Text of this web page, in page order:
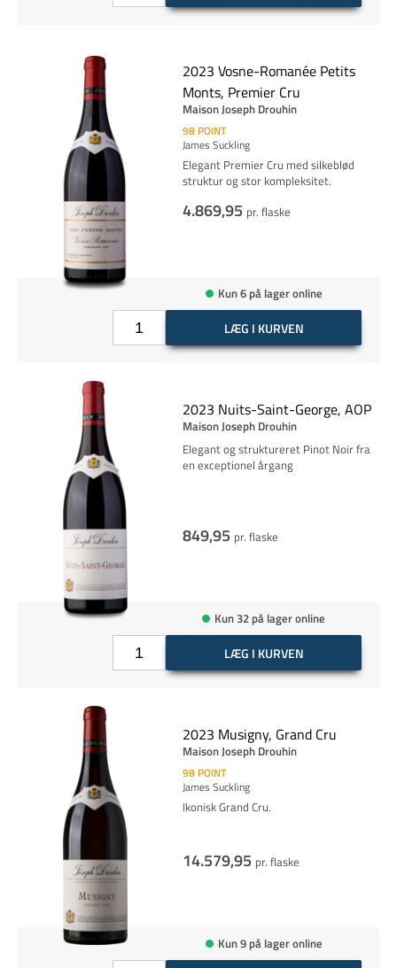
2023 Vosne-Romanée Petits
Monts, Premier Cru
Maison Joseph Drouhin
98 POINT
James Suckling
Elegant Premier Cru med silkeblød
struktur og stor kompleksitet.
4.869,95 pr. flaske
Kun 6 på lager online
LÆG I KURVEN
2023 Nuits-Saint-George, AOP
Maison Joseph Drouhin
Elegant og struktureret Pinot Noir fra
en exceptionel årgang
849,95 pr. flaske
Kun 32 på lager online
LÆG I KURVEN
2023 Musigny, Grand Cru
Maison Joseph Drouhin
98 POINT
James Suckling
Ikonisk Grand Cru.
14.579,95 pr. flaske
Kun 9 på lager online